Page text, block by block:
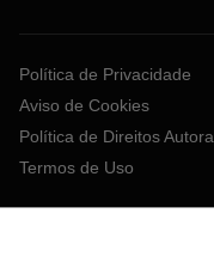
Política de Privacidade
Aviso de Cookies
Política de Direitos
Termos de Uso